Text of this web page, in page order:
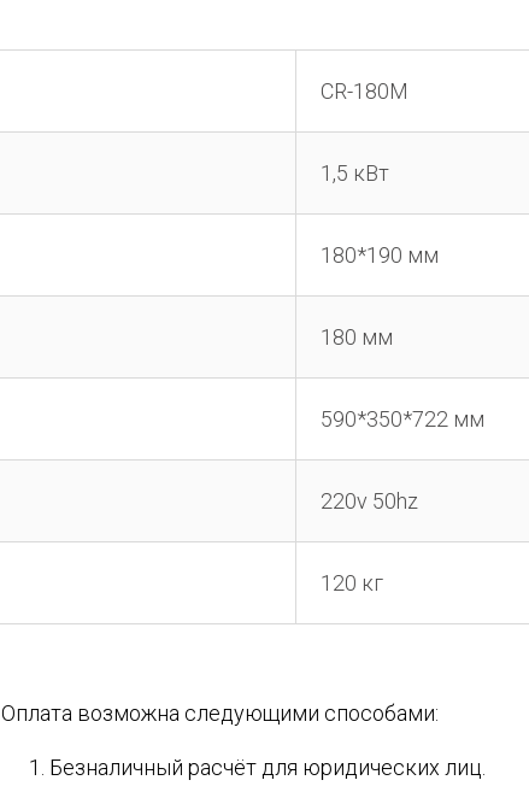
CR-180M
1,5 кВт
180*190 мм
180 мм
590*350*722 мм
220v 50hz
120 кг
Оплата возможна следующими способами:
Безналичный расчёт для юридических лиц.